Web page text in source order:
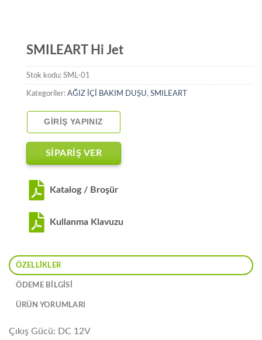
SMILEART Hi Jet
Stok kodu: SML-01
Kategoriler: AĞIZ İÇİ BAKIM DUŞU, SMILEART
GIRIŞ YAPINIZ
SİPARİŞ VER
Katalog / Broşür
Kullanma Klavuzu
ÖZELLIKLER
ÖDEME BİLGİSİ
ÜRÜN YORUMLARI
Çıkış Gücü: DC 12V